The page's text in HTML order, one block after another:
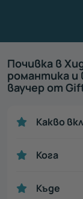
Почивка в
романтика и
ваучер от
Какво
Кога
Къде